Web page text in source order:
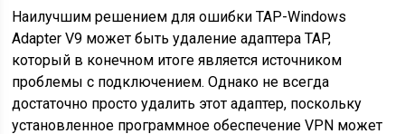
Наилучшим решением для ошибки TAP-Windows
Adapter V9 может быть удаление адаптера TAP,
который в конечном итоге является источником
проблемы с подключением. Однако не всегда
достаточно просто удалить этот адаптер, поскольку
установленное программное обеспечение VPN может